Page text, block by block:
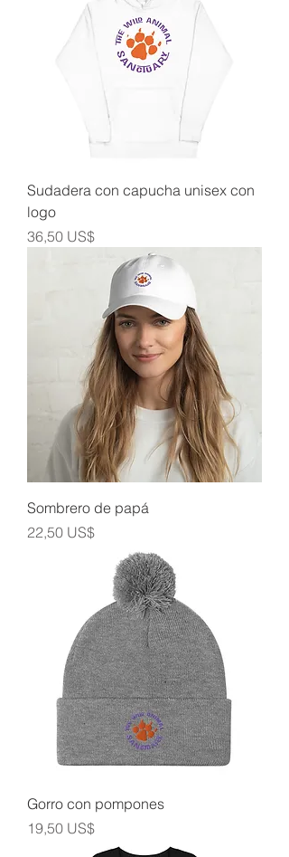
Sudadera con capucha unisex con
logo
Precio
36,50 US$
Sombrero de papá
Precio
22,50 US$
Gorro con pompones
Precio
19,50 US$